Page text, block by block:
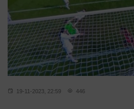
19-11-2023, 22:59 446